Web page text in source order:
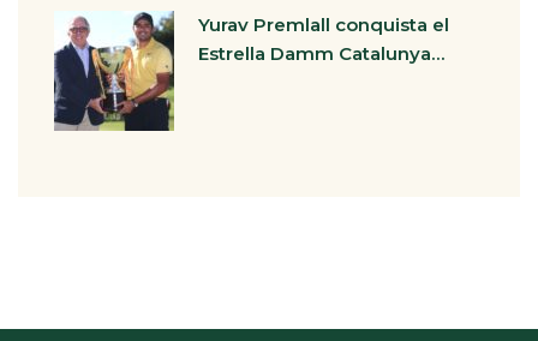
Yurav Premlall conquista el
Estrella Damm Catalunya…